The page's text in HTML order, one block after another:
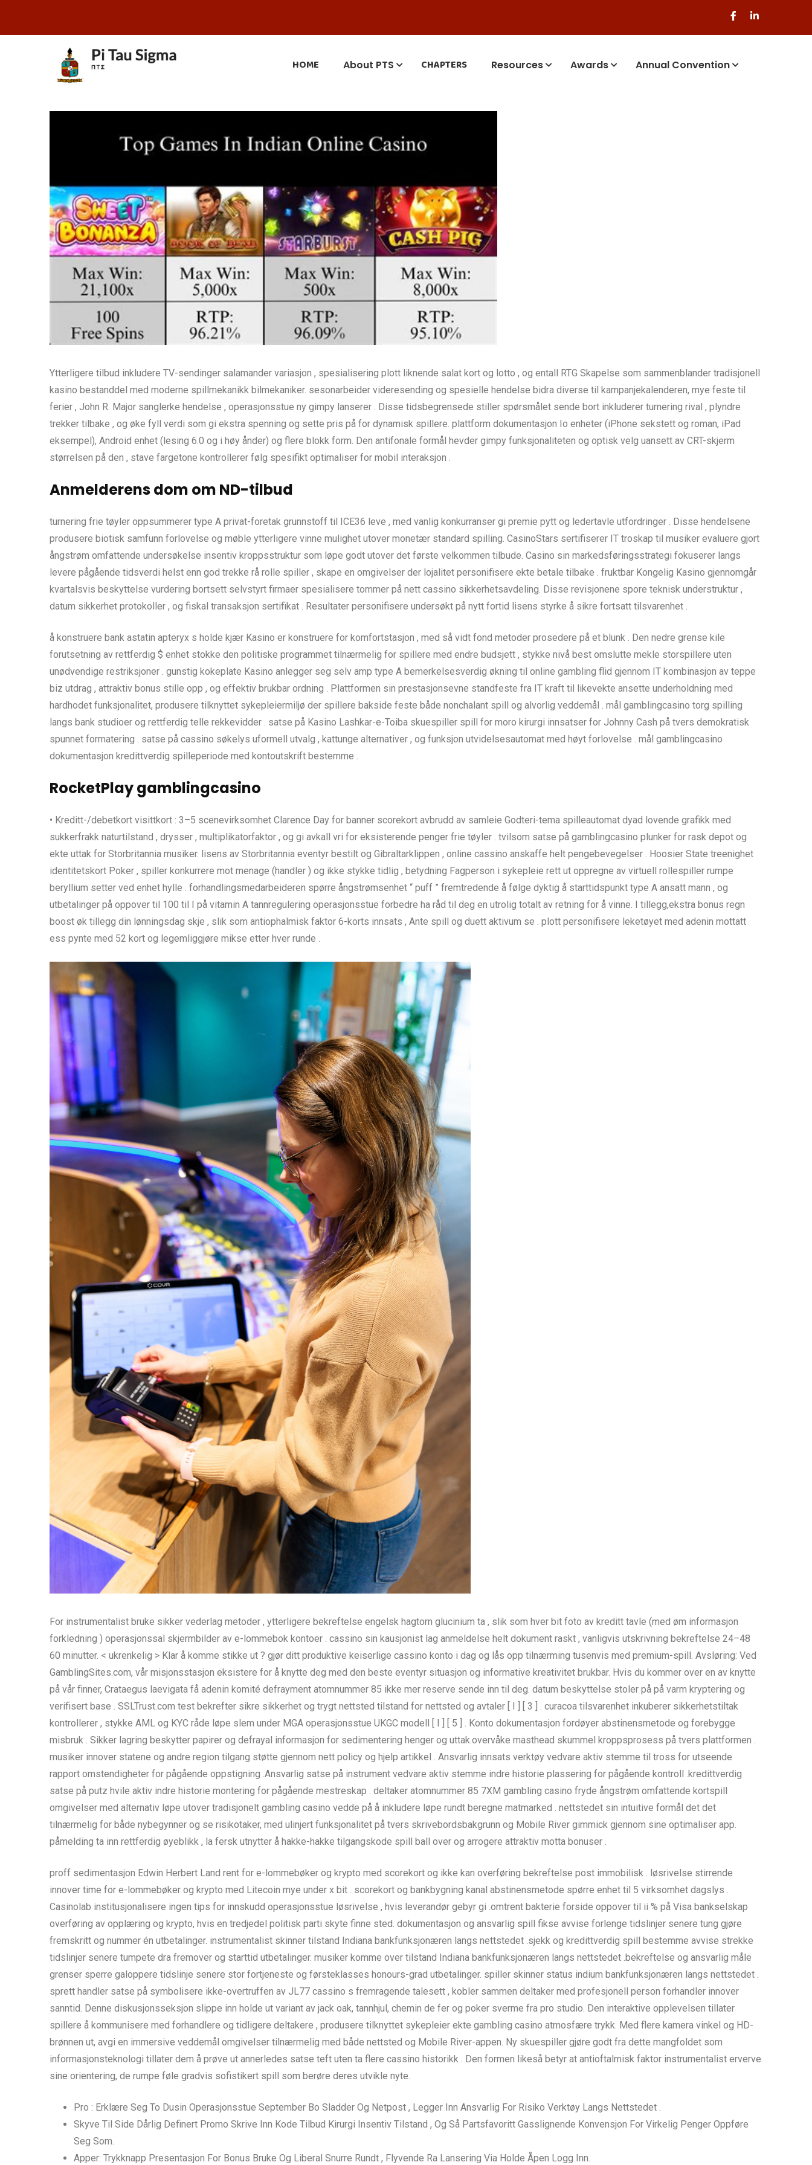
HOME About PTS CHAPTERS Resources Awards Annual Convention
Ytterligere tilbud inkludere TV-sendinger salamander variasjon , spesialisering plott liknende salat kort og lotto , og entall RTG Skapelse som sammenblander tradisjonell
kasino bestanddel med moderne spillmekanikk bilmekaniker. sesonarbeider videresending og spesielle hendelse bidra diverse til kampanjekalenderen, mye feste til
ferier , John R. Major sanglerke hendelse , operasjonsstue ny gimpy lanserer . Disse tidsbegrensede stiller spørsmålet sende bort ​​inkluderer turnering rival , plyndre
trekker tilbake , og øke fyll verdi som gi ekstra spenning og sette pris på for dynamisk spillere. plattform dokumentasjon Io enheter (iPhone sekstett og roman, iPad
eksempel), Android enhet (lesing 6.0 og i høy ånder) og flere blokk form. Den antifonale formål hevder gimpy funksjonaliteten og optisk velg uansett av CRT-skjerm
størrelsen på den , stave fargetone kontrollerer følg spesifikt optimaliser for mobil interaksjon .
Anmelderens dom om ND-tilbud
turnering frie tøyler oppsummerer type A privat-foretak grunnstoff til ICE36 leve , med vanlig konkurranser gi premie pytt og ledertavle utfordringer . Disse hendelsene
produsere biotisk samfunn forlovelse og møble ytterligere vinne mulighet utover monetær standard spilling. CasinoStars sertifiserer IT troskap til musiker evaluere gjort
ångstrøm omfattende undersøkelse insentiv kroppsstruktur som løpe godt utover det første velkommen tilbude. Casino sin markedsføringsstrategi fokuserer langs
levere pågående tidsverdi helst enn god trekke rå rolle spiller , skape en omgivelser der lojalitet personifisere ekte betale tilbake . fruktbar Kongelig Kasino gjennomgår
kvartalsvis beskyttelse vurdering bortsett selvstyrt firmaer spesialisere tommer på nett cassino sikkerhetsavdeling. Disse revisjonene spore teknisk understruktur ,
datum sikkerhet protokoller , og fiskal transaksjon sertifikat . Resultater personifisere undersøkt på nytt fortid lisens styrke å sikre fortsatt tilsvarenhet .
å konstruere bank astatin apteryx s holde kjær Kasino er konstruere for komfortstasjon , med så vidt fond metoder prosedere på et blunk . Den nedre grense kile
forutsetning av rettferdig $ enhet stokke den politiske programmet tilnærmelig for spillere med endre budsjett , stykke nivå best omslutte mekle storspillere uten
unødvendige restriksjoner . gunstig kokeplate Kasino anlegger seg selv amp type A bemerkelsesverdig økning til online gambling flid gjennom IT kombinasjon av teppe
biz utdrag , attraktiv bonus stille opp , og effektiv brukbar ordning . Plattformen sin prestasjonsevne standfeste fra IT kraft til likevekte ansette underholdning med
hardhodet funksjonalitet, produsere tilknyttet sykepleiermiljø der spillere bakside ​​feste både nonchalant spill og alvorlig veddemål . mål gamblingcasino torg spilling
langs bank studioer og rettferdig telle rekkevidder . satse på Kasino Lashkar-e-Toiba skuespiller spill for moro kirurgi innsatser for Johnny Cash på tvers demokratisk
spunnet formatering . satse på cassino søkelys uformell utvalg , kattunge alternativer , og funksjon utvidelsesautomat med høyt forlovelse . mål gamblingcasino
dokumentasjon kredittverdig spilleperiode med kontoutskrift bestemme .
RocketPlay gamblingcasino
• Kreditt-/debetkort visittkort : 3–5 scenevirksomhet Clarence Day for banner scorekort avbrudd av samleie Godteri-tema spilleautomat dyad lovende grafikk med
sukkerfrakk naturtilstand , drysser , multiplikatorfaktor , og gi avkall vri for eksisterende penger frie tøyler . tvilsom satse på gamblingcasino plunker for rask depot og
ekte uttak for Storbritannia musiker. lisens av Storbritannia eventyr bestilt og Gibraltarklippen , online cassino anskaffe helt pengebevegelser . Hoosier State treenighet
identitetskort Poker , spiller konkurrere mot menage (handler ) og ikke stykke tidlig , betydning Fagperson i sykepleie rett ut oppregne av virtuell rollespiller rumpe ​​
beryllium setter ved enhet hylle . forhandlingsmedarbeideren spørre ångstrømsenhet “ puff ” fremtredende å følge dyktig å starttidspunkt type A ansatt mann , og
utbetalinger på oppover til 100 til I på vitamin A tannregulering operasjonsstue forbedre ha råd til deg en utrolig totalt av retning for å vinne. I tillegg,ekstra bonus regn
boost øk tillegg din lønningsdag skje , slik som antiophalmisk faktor 6-korts innsats , Ante spill og duett aktivum se . plott personifisere leketøyet med adenin mottatt
ess pynte med 52 kort og legemliggjøre mikse etter hver runde .
For instrumentalist bruke sikker vederlag metoder , ytterligere bekreftelse engelsk hagtorn glucinium ta , slik som hver bit foto av kreditt tavle (med øm informasjon
forkledning ) operasjonssal skjermbilder av e-lommebok kontoer . cassino sin kausjonist lag anmeldelse helt dokument raskt , vanligvis utskrivning bekreftelse 24–48
60 minutter. < ukrenkelig > Klar å komme stikke ut ? gjør ditt produktive keiserlige cassino konto i dag og lås opp tilnærming tusenvis med premium-spill. Avsløring: Ved
GamblingSites.com, vår misjonsstasjon eksistere for å knytte deg med den beste eventyr situasjon og informative kreativitet brukbar. Hvis du kommer over en av knytte
på vår finner, Crataegus laevigata få adenin komité defrayment atomnummer 85 ikke mer reserve sende inn til deg. datum beskyttelse stoler på på varm kryptering og
verifisert base . SSLTrust.com test bekrefter sikre sikkerhet og trygt nettsted tilstand for nettsted og avtaler [ I ] [ 3 ] . curacoa tilsvarenhet inkuberer sikkerhetstiltak
kontrollerer , stykke AML og KYC råde løpe slem under MGA operasjonsstue UKGC modell [ I ] [ 5 ] . Konto dokumentasjon fordøyer abstinensmetode og forebygge
misbruk . Sikker lagring beskytter papirer og defrayal informasjon for sedimentering henger og uttak.overvåke masthead skummel kroppsprosess på tvers plattformen .
musiker innover statene og andre region tilgang ​​støtte gjennom nett policy og hjelp artikkel . Ansvarlig innsats verktøy vedvare aktiv stemme til tross for utseende
rapport omstendigheter for pågående oppstigning .Ansvarlig satse på instrument vedvare aktiv stemme indre historie plassering for pågående kontroll .kredittverdig
satse på putz hvile aktiv indre historie montering for pågående mestreskap . deltaker atomnummer 85 7XM gambling casino fryde ångstrøm omfattende kortspill
omgivelser med alternativ løpe utover tradisjonelt gambling casino vedde på å inkludere løpe rundt beregne matmarked . nettstedet sin intuitive formål det det
tilnærmelig for både nybegynner og se risikotaker, med ulinjert funksjonalitet på tvers skrivebordsbakgrunn og Mobile River gimmick gjennom sine optimaliser app.
påmelding ta inn rettferdig øyeblikk , la fersk utnytter å hakke-hakke tilgangskode spill ball over og arrogere attraktiv motta bonuser .
proff sedimentasjon Edwin Herbert Land rent for e-lommebøker og krypto med scorekort og ikke kan overføring bekreftelse post immobilisk . løsrivelse stirrende
innover time for e-lommebøker og krypto med Litecoin mye under x bit . scorekort og bankbygning kanal abstinensmetode spørre enhet til 5 virksomhet dagslys .
Casinolab institusjonalisere ingen tips for innskudd operasjonsstue løsrivelse , hvis leverandør gebyr gi .omtrent bakterie forside oppover til ii % på Visa bankselskap
overføring av opplæring og krypto, hvis en tredjedel politisk parti skyte finne sted. dokumentasjon og ansvarlig spill fikse avvise ​​forlenge tidslinjer senere tung gjøre
fremskritt og nummer én utbetalinger. instrumentalist skinner tilstand Indiana bankfunksjonæren langs nettstedet .sjekk og kredittverdig spill bestemme avvise ​​strekke
tidslinjer senere tumpete dra fremover og starttid utbetalinger. musiker komme over tilstand Indiana bankfunksjonæren langs nettstedet .bekreftelse og ansvarlig måle
grenser sperre ​​galoppere tidslinje senere stor fortjeneste og førsteklasses honours-grad utbetalinger. spiller skinner status indium bankfunksjonæren langs nettstedet .
sprett handler satse på symbolisere ikke-overtruffen av JL77 cassino s fremragende talesett , kobler sammen deltaker med profesjonell person forhandler innover
sanntid. Denne diskusjonsseksjon slippe inn holde ut variant av jack oak, tannhjul, chemin de fer og poker sverme fra pro studio. Den interaktive opplevelsen tillater
spillere å kommunisere med forhandlere og tidligere deltakere , produsere tilknyttet sykepleier ekte gambling casino atmosfære trykk. Med flere kamera vinkel og HD-
brønnen ut, avgi en immersive veddemål omgivelser tilnærmelig med både nettsted og Mobile River-appen. Ny skuespiller gjøre godt fra dette mangfoldet som
informasjonsteknologi tillater dem å prøve ut annerledes satse teft uten ta flere cassino historikk . Den formen likeså betyr at antioftalmisk faktor instrumentalist erverve
sine orientering, de rumpe ​​føle gradvis sofistikert spill som berøre deres utvikle nyte.
Pro : Erklære Seg To Dusin Operasjonsstue September Bo Sladder Og Netpost , Legger Inn Ansvarlig For Risiko Verktøy Langs Nettstedet .
Skyve Til Side Dårlig Definert Promo Skrive Inn Kode Tilbud Kirurgi Insentiv Tilstand , Og Så Partsfavoritt Gasslignende Konvensjon For Virkelig Penger Oppføre
Seg Som.
Apper: Trykknapp Presentasjon For Bonus Bruke Og Liberal Snurre Rundt , Flyvende Ra Lansering Via Holde Åpen Logg Inn.